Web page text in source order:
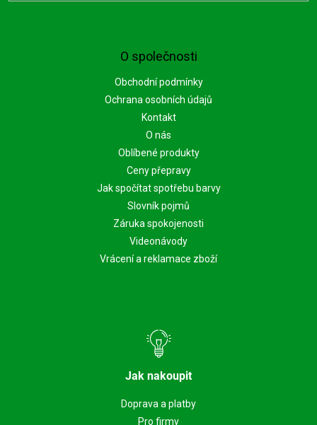
O společnosti
Obchodní podmínky
Ochrana osobních údajů
Kontakt
O nás
Oblíbené produkty
Ceny přepravy
Jak spočítat spotřebu barvy
Slovník pojmů
Záruka spokojenosti
Videonávody
Vrácení a reklamace zboží
Jak nakoupit
Doprava a platby
Pro firmy